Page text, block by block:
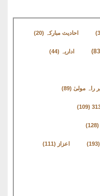
احادیث مبارکہ (20)
اداریہ (44)
راہ مولیٰ (89)
(109)
(128)
(193) اعزاز (111)